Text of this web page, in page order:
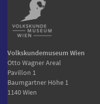
Volkskundemuseum Wien
Otto Wagner Areal
Pavillon 1
Baumgartner Höhe 1
1140 Wien